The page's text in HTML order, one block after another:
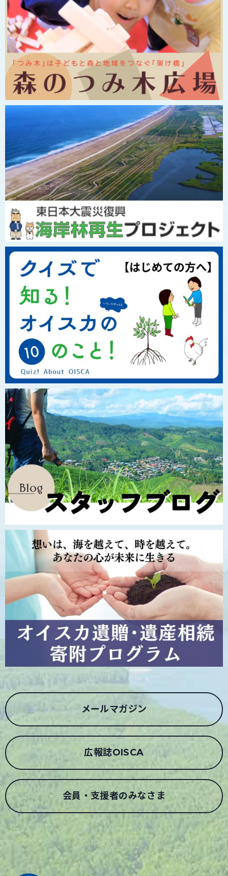
メールマガジン
広報誌OISCA
会員・支援者のみなさま